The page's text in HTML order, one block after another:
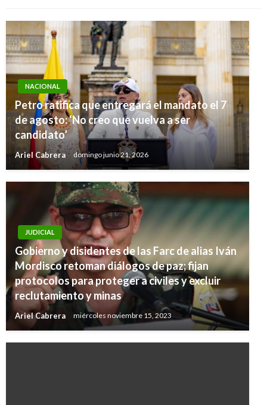
NACIONAL
Petro ratifica que entregará el mandato el 7
de agosto: ‘No creo que vuelva a ser
candidato’
Ariel Cabrera domingo junio 21, 2026
JUDICIAL
Gobierno y disidentes de las Farc de alias Iván
Mordisco retoman diálogos de paz; fijan
protocolos para proteger a civiles y excluir
reclutamiento y minas
Ariel Cabrera miércoles noviembre 15, 2023